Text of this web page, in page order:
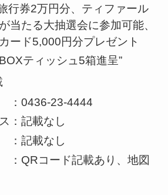
行券2万円分、ティファール
当たる大抽選会に参加可能、
ード5,000円分プレゼント
ティッシュ5箱進呈”
0436-23-4444
：記載なし
記載なし
コード記載あり、地図